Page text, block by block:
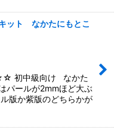
ット なかたにもとこ
初中級向け なかた
パールが2mmほど大ぶ
版か紫版のどちらかが